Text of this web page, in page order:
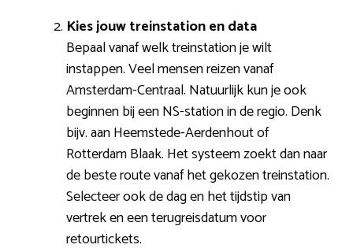
Kies jouw treinstation en data
Bepaal vanaf welk treinstation je wilt
instappen. Veel mensen reizen vanaf
Amsterdam-Centraal. Natuurlijk kun je ook
beginnen bij een NS-station in de regio. Denk
bijv. aan Heemstede-Aerdenhout of
Rotterdam Blaak. Het systeem zoekt dan naar
de beste route vanaf het gekozen treinstation.
Selecteer ook de dag en het tijdstip van
vertrek en een terugreisdatum voor
retourtickets.